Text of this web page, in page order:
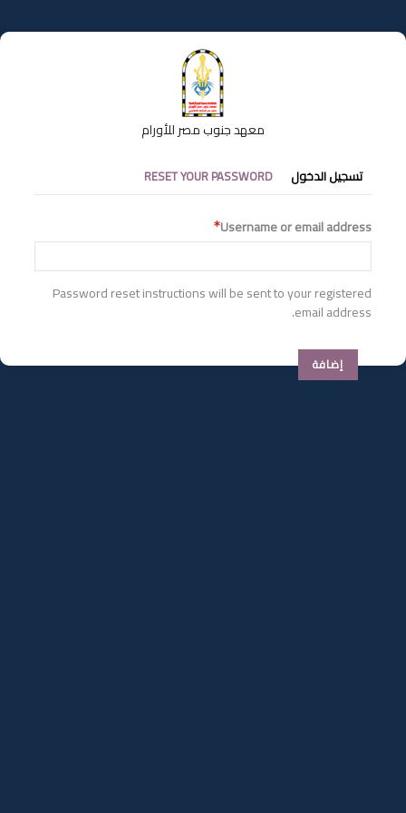
إلى
المحتوى
معهد جنوب مصر للأورام
التبويبات
الأساسية
تسجيل الدخول RESET YOUR PASSWORD
Username or email address
Password reset instructions will be sent to your registered
email address.